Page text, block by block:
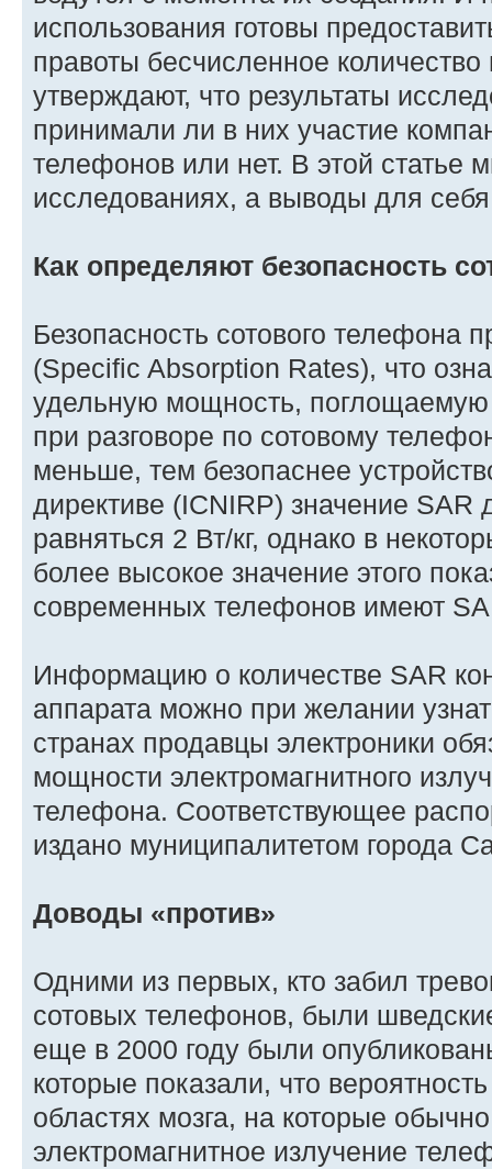
использования готовы
правоты бесчисленное
утверждают, что результаты
принимали ли в них участие
телефонов или нет. В этой статье
исследованиях, а выводы для
Как определяют безопасность
Безопасность сотового телефона
(Specific Absorption Rates), что
удельную мощность, поглощаемую
при разговоре по сотовому
меньше, тем безопаснее
директиве (ICNIRP) значение
равняться 2 Вт/кг, однако в
более высокое значение этого
современных телефонов имеют
Информацию о количестве SAR
аппарата можно при желании
странах продавцы электроники
мощности электромагнитного
телефона. Соответствующее
издано муниципалитетом города
Доводы «против»
Одними из первых, кто забил
сотовых телефонов, были
еще в 2000 году были
которые показали, что
областях мозга, на которые обычно
электромагнитное излучение